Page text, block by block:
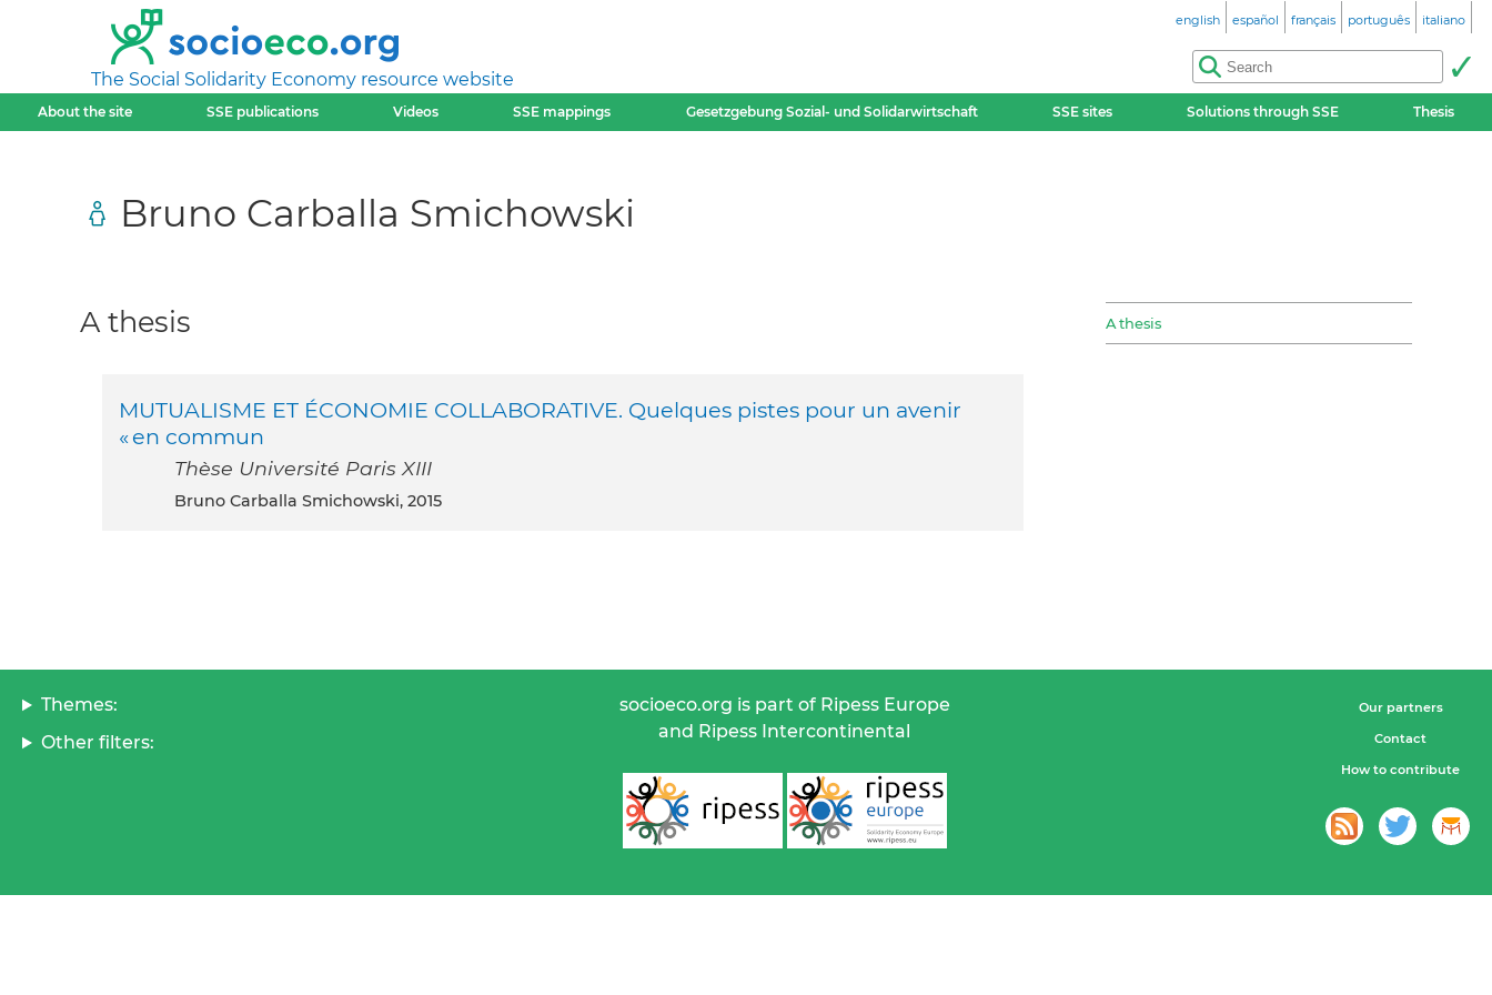
The Social Solidarity Economy resource website
english español français português italiano
About the site SSE publications Videos SSE mappings Gesetzgebung Sozial- und Solidarwirtschaft SSE sites Solutions through SSE Thesis
Bruno Carballa Smichowski
A thesis
A thesis
MUTUALISME ET ÉCONOMIE COLLABORATIVE. Quelques pistes pour un avenir
« en commun
Thèse Université Paris XIII
Bruno Carballa Smichowski, 2015
Themes:
Other filters:
socioeco.org is part of Ripess Europe
and Ripess Intercontinental
Our partners
Contact
How to contribute